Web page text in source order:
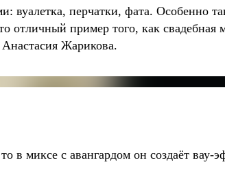
перчатки, фата. Особенно
отличный пример того, как свадебная
Жарикова.
миксе с авангардом он создаёт вау-